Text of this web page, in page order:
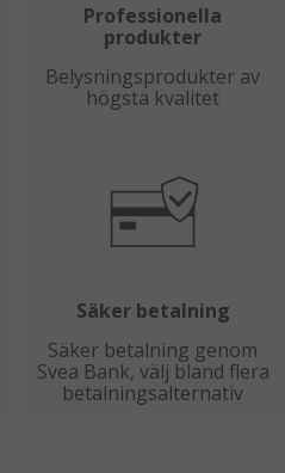
Professionella
produkter
Belysningsprodukter av
högsta kvalitet
Säker betalning
Säker betalning genom
Svea Bank, välj bland flera
betalningsalternativ